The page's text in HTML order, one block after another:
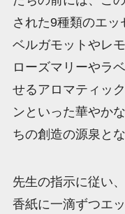
された9種類のエッ
ベルガモットやレ
ローズマリーやラ
せるアロマティッ
ンといった華やか
ちの創造の源泉とな
先生の指示に従い
香紙に一滴ずつエ